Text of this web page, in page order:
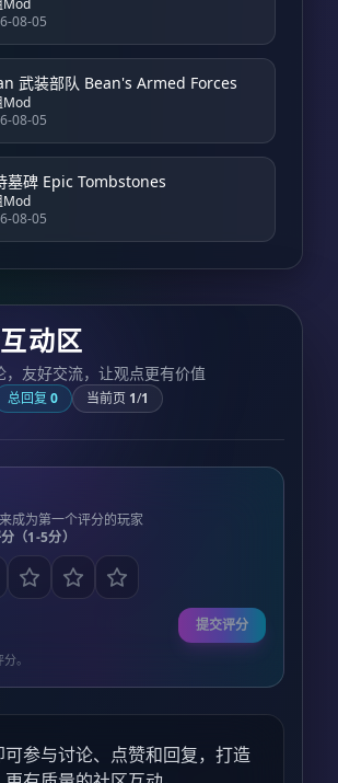
Mod
08-05
武装部队 Bean's Armed Forces
Mod
08-05
墓碑 Epic Tombstones
Mod
08-05
动区
，友好交流，让观点更有价值
总回复 0 当前页 1/1
成为第一个评分的玩家
（1-5分）
提交评分
。
可参与讨论、点赞和回复，打造